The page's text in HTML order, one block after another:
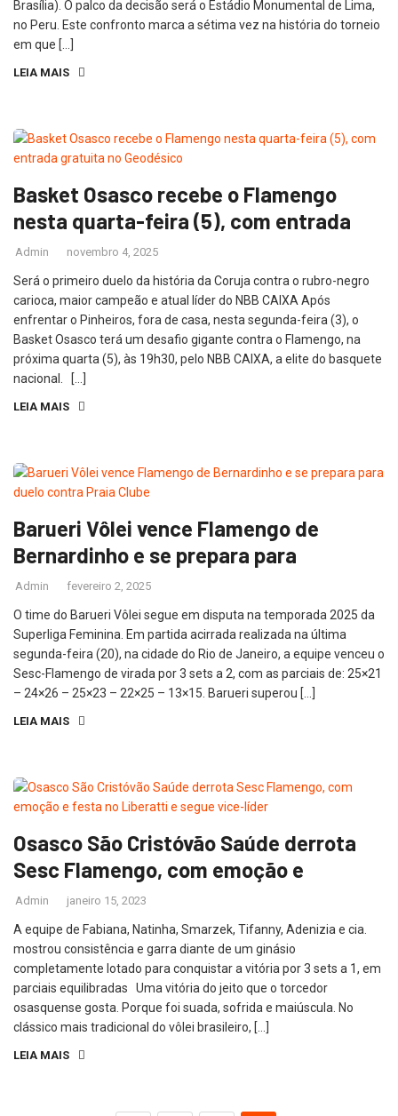
Brasília). O palco da decisão será o Estádio Monumental de Lima,
no Peru. Este confronto marca a sétima vez na história do torneio
em que […]
LEIA MAIS
Basket Osasco recebe o Flamengo
nesta quarta-feira (5), com entrada
Admin novembro 4, 2025
Será o primeiro duelo da história da Coruja contra o rubro-negro
carioca, maior campeão e atual líder do NBB CAIXA Após
enfrentar o Pinheiros, fora de casa, nesta segunda-feira (3), o
Basket Osasco terá um desafio gigante contra o Flamengo, na
próxima quarta (5), às 19h30, pelo NBB CAIXA, a elite do basquete
nacional. […]
LEIA MAIS
Barueri Vôlei vence Flamengo de
Bernardinho e se prepara para
Admin fevereiro 2, 2025
O time do Barueri Vôlei segue em disputa na temporada 2025 da
Superliga Feminina. Em partida acirrada realizada na última
segunda-feira (20), na cidade do Rio de Janeiro, a equipe venceu o
Sesc-Flamengo de virada por 3 sets a 2, com as parciais de: 25×21
– 24×26 – 25×23 – 22×25 – 13×15. Barueri superou […]
LEIA MAIS
Osasco São Cristóvão Saúde derrota
Sesc Flamengo, com emoção e
Admin janeiro 15, 2023
A equipe de Fabiana, Natinha, Smarzek, Tifanny, Adenizia e cia.
mostrou consistência e garra diante de um ginásio
completamente lotado para conquistar a vitória por 3 sets a 1, em
parciais equilibradas Uma vitória do jeito que o torcedor
osasquense gosta. Porque foi suada, sofrida e maiúscula. No
clássico mais tradicional do vôlei brasileiro, […]
LEIA MAIS